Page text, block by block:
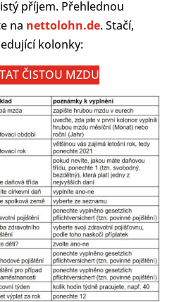
příjem. Přehlednou
na nettolohn.de. Stačí,
kolonky:
ČISTOU MZDU